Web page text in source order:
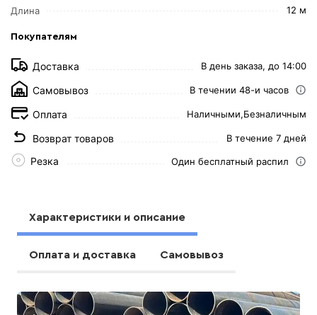
Длина
12 м
Покупателям
Доставка В день заказа, до 14:00
Самовывоз В течении 48-и часов
Оплата Наличными,Безналичным
Возврат товаров В течение 7 дней
Резка Один бесплатный распил
Характеристики и описание
Оплата и доставка Самовывоз